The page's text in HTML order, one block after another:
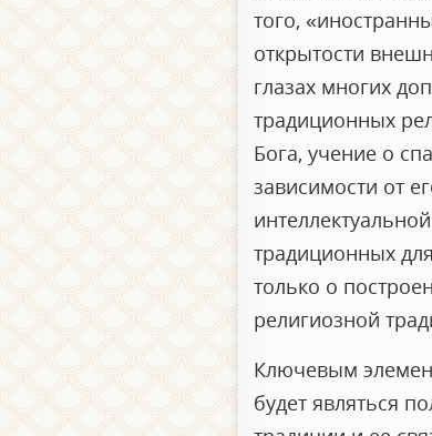
того,
открытости
глазах многих
традиционных
Бога, учение о
зависимости от
традиционных
только о
религиозной
Ключевым
будет являться